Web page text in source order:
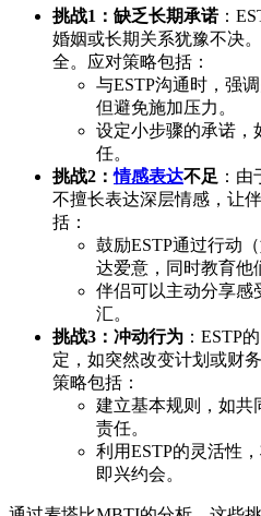
挑战1：缺乏长期承诺：
婚姻或长期关系犹豫不决
全。应对策略包括：
与ESTP沟通时，强
但避免施加压力。
设定小步骤的承诺，
任。
挑战2：情感表达不足 ：
不擅长表达深层情感，让
括：
鼓励ESTP通过行动
达爱意，同时教育他
伴侣可以主动分享感
汇。
挑战3：冲动行为 ：ESTP
定，如突然改变计划或财
策略包括：
建立基本规则，如共
责任。
利用ESTP的灵活性
即兴约会。